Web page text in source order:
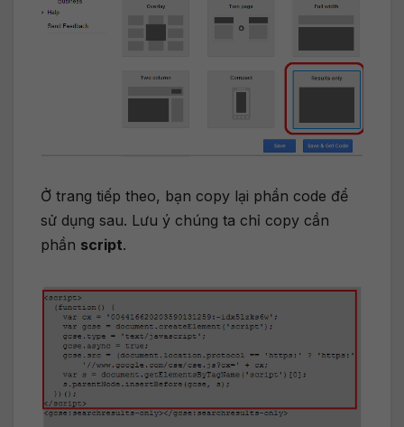
Ở trang tiếp theo, bạn copy lại phần code để
sử dụng sau. Lưu ý chúng ta chỉ copy cần
phần script.